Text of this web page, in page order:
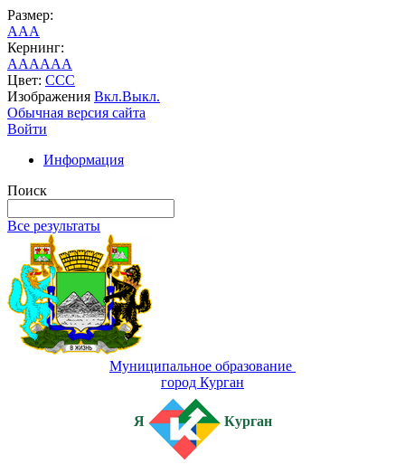
Размер:
AAA
Кернинг:
AAAAAA
Цвет: CCC
Изображения Вкл.Выкл.
Обычная версия сайта
Войти
Информация
Поиск
Все результаты
Муниципальное образование
город Курган
Я Курган